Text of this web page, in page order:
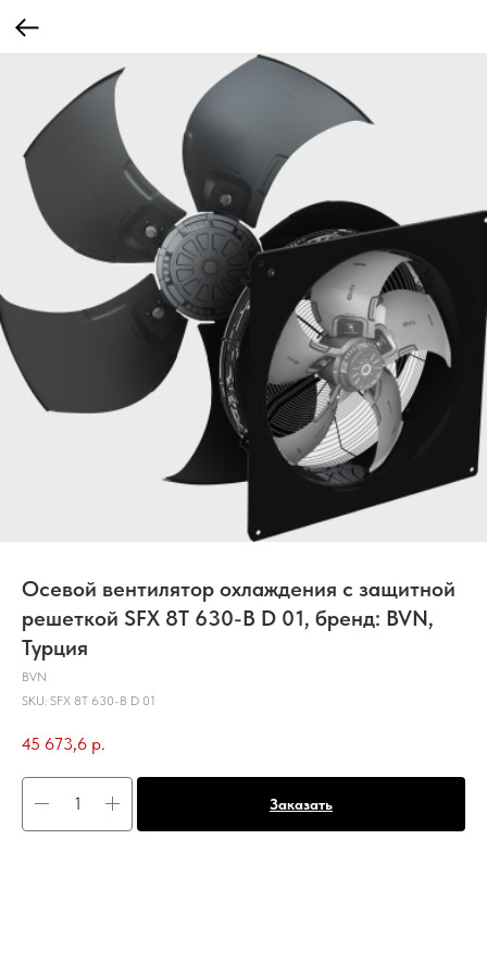
Осевой вентилятор охлаждения с защитной
решеткой SFX 8T 630-B D 01, бренд: BVN,
Турция
BVN
SKU: SFX 8T 630-B D 01
45 673,6 р.
Заказать